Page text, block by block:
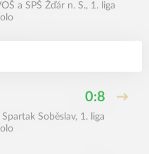
a SPŠ Žďár n. S., 1. liga
0:8
Spartak Soběslav, 1. liga